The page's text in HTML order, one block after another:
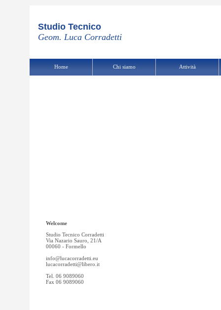
Studio Tecnico
Geom. Luca Corradetti
Chi siamo Utilities| Contatti
Welcome
Studio Tecnico Corradetti
Via Nazario Sauro, 21/A
00060 - Formello
info@lucacorradetti.eu
lucacorradetti@libero.it
Tel. 06 9089060
Fax 06 9089060
Home Chi siamo Attività